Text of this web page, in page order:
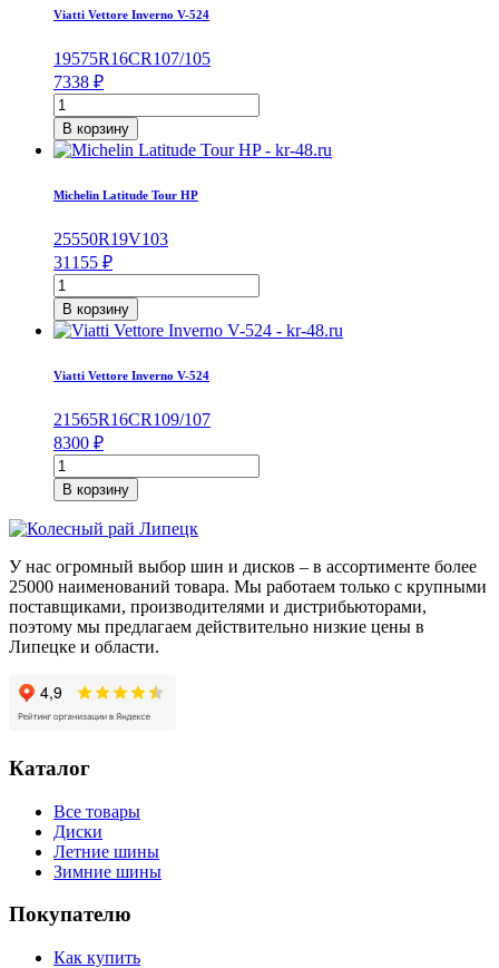
225/65/R17
H
Viatti Vettore Inverno V-524
19575R16CR107/105
7338 ₽
Количество
товара
Viatti
Vettore
V-
195/75/R16C
107/105
R
В корзину
Michelin Latitude Tour HP
25550R19V103
31155 ₽
Количество
товара
Michelin
Latitude
HP
103
V
В корзину
Viatti Vettore Inverno V-524
21565R16CR109/107
8300 ₽
Количество
товара
Viatti
Vettore
Inverno
V-
524
215/65/R16C
109/107
R
В корзину
У нас огромный выбор шин и дисков – в ассортименте более
25000 наименований товара. Мы работаем только с крупными
поставщиками, производителями и дистрибьюторами,
поэтому мы предлагаем действительно низкие цены в
Липецке и области.
Каталог
Все товары
Диски
Летние шины
Зимние шины
Покупателю
Как купить